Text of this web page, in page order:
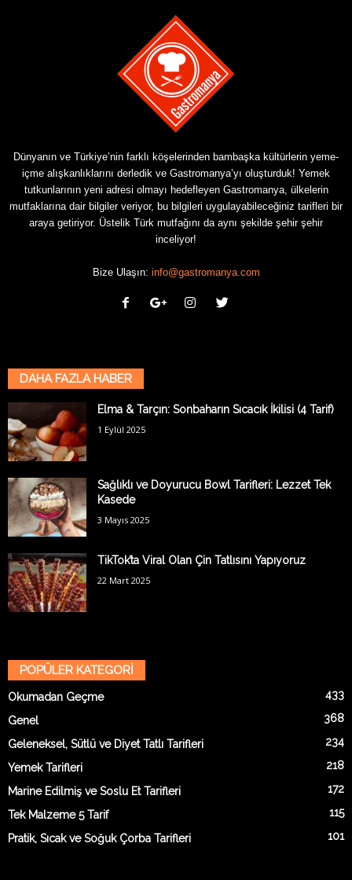
Dünyanın ve Türkiye’nin farklı köşelerinden bambaşka kültürlerin yeme-
içme alışkanlıklarını derledik ve Gastromanya’yı oluşturduk! Yemek
tutkunlarının yeni adresi olmayı hedefleyen Gastromanya, ülkelerin
mutfaklarına dair bilgiler veriyor, bu bilgileri uygulayabileceğiniz tarifleri bir
araya getiriyor. Üstelik Türk mutfağını da aynı şekilde şehir şehir
inceliyor!
Bize Ulaşın: info@gastromanya.com
DAHA FAZLA HABER
Elma & Tarçın: Sonbaharın Sıcacık İkilisi (4 Tarif)
1 Eylül 2025
Sağlıklı ve Doyurucu Bowl Tarifleri: Lezzet Tek
Kasede
3 Mayıs 2025
TikTok’ta Viral Olan Çin Tatlısını Yapıyoruz
22 Mart 2025
POPÜLER KATEGORİ
Okumadan Geçme 433
Genel 368
Geleneksel, Sütlü ve Diyet Tatlı Tarifleri 234
Yemek Tarifleri 218
Marine Edilmiş ve Soslu Et Tarifleri 172
Tek Malzeme 5 Tarif 115
Pratik, Sıcak ve Soğuk Çorba Tarifleri 101